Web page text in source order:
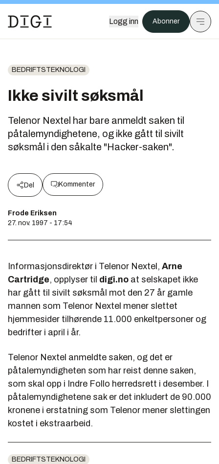
Logg inn Abonner
BEDRIFTSTEKNOLOGI
Ikke sivilt søksmål
Telenor Nextel har bare anmeldt saken til
påtalemyndighetene, og ikke gått til sivilt
søksmål i den såkalte "Hacker-saken".
Del Kommenter
Frode Eriksen
27. nov. 1997 - 17:54
Informasjonsdirektør i Telenor Nextel, Arne
Cartridge, opplyser til digi.no at selskapet ikke
har gått til sivilt søksmål mot den 27 år gamle
mannen som Telenor Nextel mener slettet
hjemmesider tilhørende 11.000 enkeltpersoner og
bedrifter i april i år.
Telenor Nextel anmeldte saken, og det er
påtalemyndigheten som har reist denne saken,
som skal opp i Indre Follo herredsrett i desember. I
påtalemyndighetene sak er det inkludert de 90.000
kronene i erstatning som Telenor mener slettingen
kostet i ekstraarbeid.
BEDRIFTSTEKNOLOGI